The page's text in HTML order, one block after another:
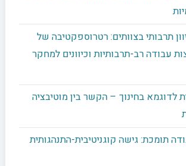
תרבותי בצוותים: רטרוספקטיבה של
עבודה רב-תרבותיות וכיוונים למחקר
לדוגמא בחינוך – הקשר בין מוטיבציה
תומכת: גישה קוגניטיבית-התנהגותית